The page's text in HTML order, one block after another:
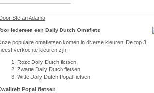
Door Stefan Adama
iedereen een Daily Dutch Omafiets
populaire omafietsen komen in diverse kleuren. De top 3
verkochte kleuren zijn:
Roze Daily Dutch fietsen
Zwarte Daily Dutch fietsen
Witte Daily Dutch Popal fietsen
Popal fietsen